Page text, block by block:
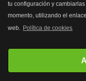
tu configuración y
momento, utilizando el
web. Política de cookies